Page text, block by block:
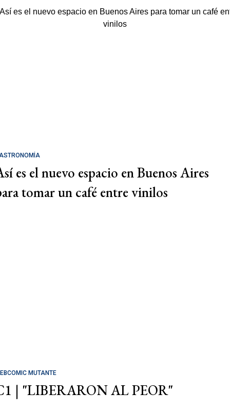
es el nuevo espacio en Buenos Aires
tomar un café entre vinilos
MUTANTE
| "LIBERARON AL PEOR"